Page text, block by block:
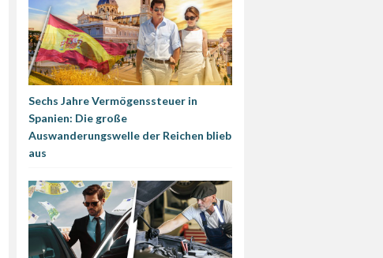
Sechs Jahre Vermögenssteuer in
Spanien: Die große
Auswanderungswelle der Reichen blieb
aus